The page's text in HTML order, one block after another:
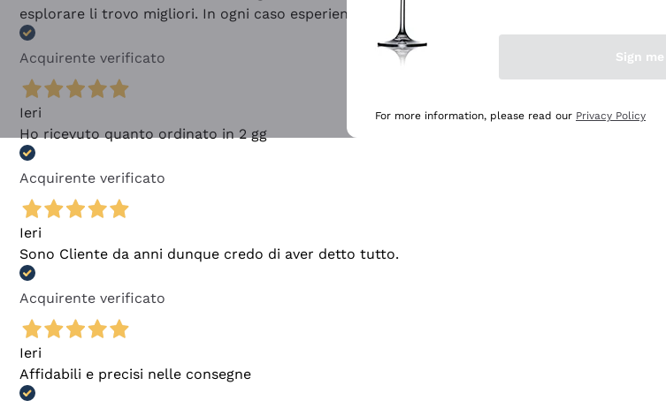
esplorare li trovo migliori. In ogni caso esperienza buona e lo consiglio! 👍
Acquirente verificato
Ieri
Ho ricevuto quanto ordinato in 2 gg
Acquirente verificato
Ieri
Sono Cliente da anni dunque credo di aver detto tutto.
Acquirente verificato
Ieri
Affidabili e precisi nelle consegne
Sign
For more information, please read our Privacy Policy